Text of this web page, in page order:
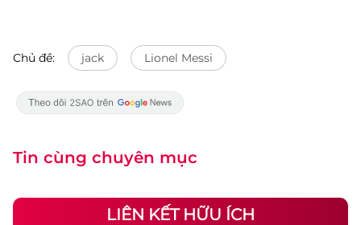
Chủ đề: jack Lionel Messi
Tin cùng chuyên mục
LIÊN KẾT HỮU ÍCH